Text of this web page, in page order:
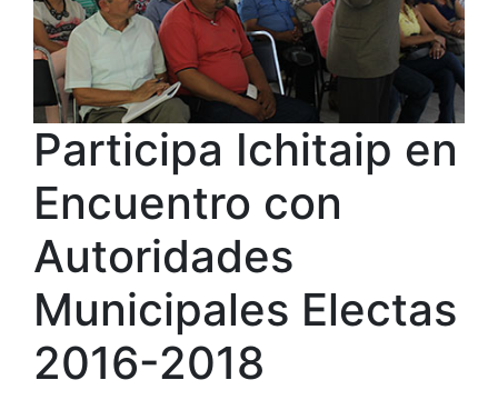
Participa Ichitaip en
Encuentro con
Autoridades
Municipales Electas
2016-2018